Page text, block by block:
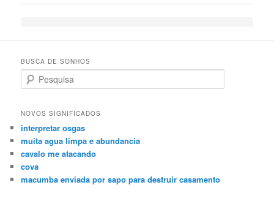
BUSCA DE SONHOS
Search
NOVOS SIGNIFICADOS
interpretar osgas
muita agua limpa e abundancia
cavalo me atacando
cova
macumba enviada por sapo para destruir casamento